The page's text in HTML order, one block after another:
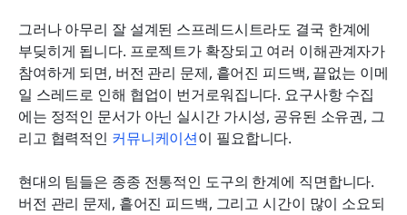
그러나 아무리 잘 설계된 스프레드시트라도 결국 한계에
부딪히게 됩니다. 프로젝트가 확장되고 여러 이해관계자가
참여하게 되면, 버전 관리 문제, 흩어진 피드백, 끝없는 이메
일 스레드로 인해 협업이 번거로워집니다. 요구사항 수집
에는 정적인 문서가 아닌 실시간 가시성, 공유된 소유권, 그
리고 협력적인 커뮤니케이션이 필요합니다.
현대의 팀들은 종종 전통적인 도구의 한계에 직면합니다.
버전 관리 문제, 흩어진 피드백, 그리고 시간이 많이 소요되